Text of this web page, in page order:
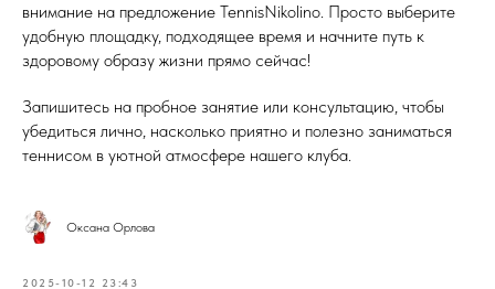
внимание на предложение TennisNikolino. Просто выберите
удобную площадку, подходящее время и начните путь к
здоровому образу жизни прямо сейчас!
Запишитесь на пробное занятие или консультацию, чтобы
убедиться лично, насколько приятно и полезно заниматься
теннисом в уютной атмосфере нашего клуба.
Оксана Орлова
2025-10-12 23:43